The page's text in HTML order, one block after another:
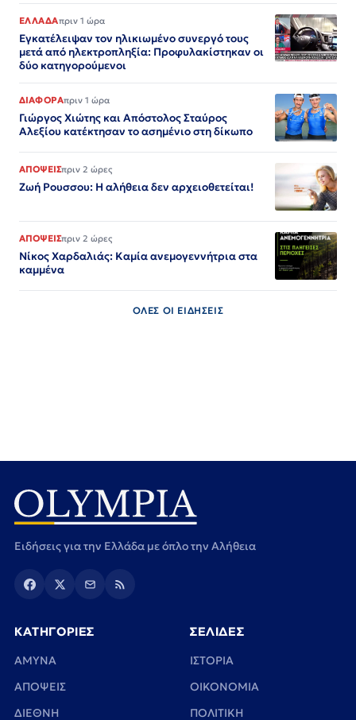
ΕΛΛΑΔΑπριν 1 ώρα
Εγκατέλειψαν τον ηλικιωμένο συνεργό τους
μετά από ηλεκτροπληξία: Προφυλακίστηκαν οι
δύο κατηγορούμενοι
ΔΙΑΦΟΡΑπριν 1 ώρα
Γιώργος Χιώτης και Απόστολος Σταύρος
Αλεξίου κατέκτησαν το ασημένιο στη δίκωπο
ΑΠΟΨΕΙΣπριν 2 ώρες
Ζωή Ρουσσου: Η αλήθεια δεν αρχειοθετείται!
ΑΠΟΨΕΙΣπριν 2 ώρες
Νίκος Χαρδαλιάς: Καμία ανεμογεννήτρια στα
καμμένα
ΟΛΕΣ ΟΙ ΕΙΔΗΣΕΙΣ
Ειδήσεις για την Ελλάδα με όπλο την Αλήθεια
ΚΑΤΗΓΟΡΙΕΣ
ΑΜΥΝΑ
ΑΠΟΨΕΙΣ
ΔΙΕΘΝΗ
ΣΕΛΙΔΕΣ
ΙΣΤΟΡΙΑ
ΟΙΚΟΝΟΜΙΑ
ΠΟΛΙΤΙΚΗ